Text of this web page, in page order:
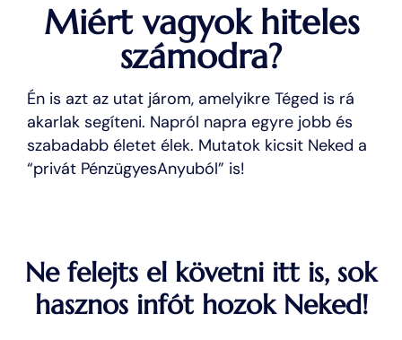
Miért vagyok hiteles
számodra?
Én is azt az utat járom, amelyikre Téged is rá
akarlak segíteni. Napról napra egyre jobb és
szabadabb életet élek. Mutatok kicsit Neked a
“privát PénzügyesAnyuból” is!
Ne felejts el követni itt is, sok
hasznos infót hozok Neked!